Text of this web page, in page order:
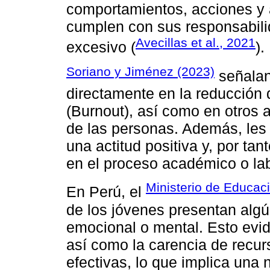
comportamientos, acciones
cumplen con sus
excesivo (Avecillas et al., 2021).
Soriano y Jiménez (2023)
directamente en la
(Burnout), así como en otros
de las personas. Además,
una actitud positiva y, por
en el proceso académico o
En Perú, el Ministerio de
de los jóvenes presentan
emocional o mental. Esto
así como la carencia de
efectivas, lo que implica una